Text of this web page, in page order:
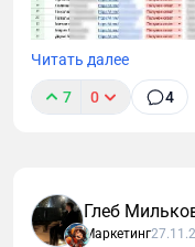
В этом лонгриде я
которые сделал
с малым, средним
Читать далее
7 0 4
Глеб
Маркетинг